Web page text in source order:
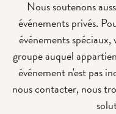
Nous soutenons
événements privés.
événements
groupe auquel
événement n'est pas
nous contacter, nous